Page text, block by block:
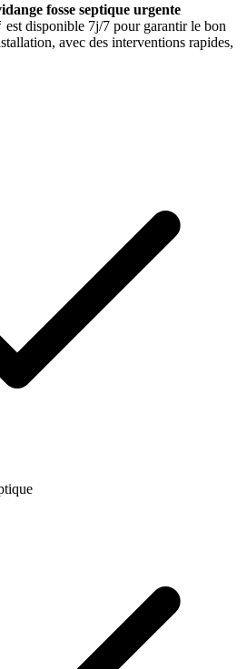
fosse septique urgente
est disponible 7j/7 pour garantir le bon
avec des interventions rapides,